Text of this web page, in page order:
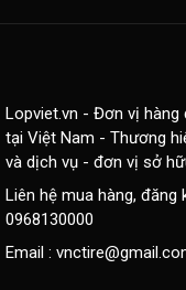
Lopviet.vn - Đơn vị hàng
tại Việt Nam - Thương
và dịch vụ - đơn vị sở
Liên hệ mua hàng, đăng
0968130000
Email :